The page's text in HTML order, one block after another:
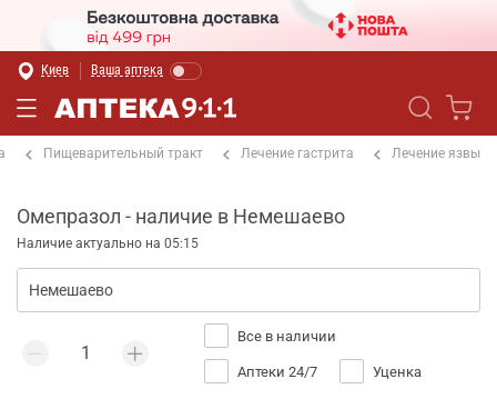
Киев Ваша аптека
Пищеварительный тракт Лечение гастрита Лечение язвы
Омепразол - наличие в Немешаево
Наличие актуально на 05:15
Все в наличии
Аптеки 24/7 Уценка